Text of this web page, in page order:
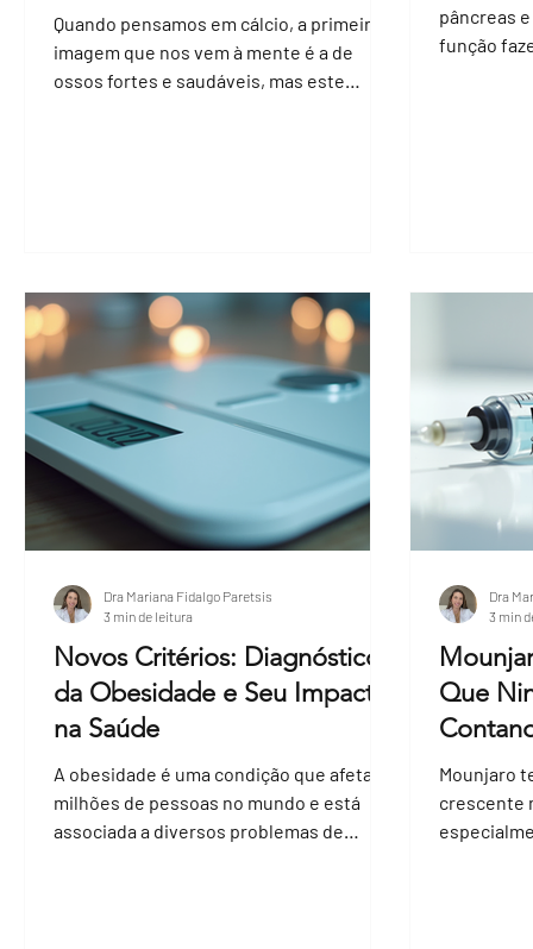
Quando pensamos em cálcio, a primeira
imagem que nos vem à mente é a de
ossos fortes e saudáveis, mas este
pâncreas
função
Novos Critérios: Diagnósticos
da Obesidade e Seu Impacto
na Saúde
A obesidade é uma condição que afeta
milhões de pessoas no mundo e está
associada a diversos problemas de
Dra Mariana Fidalgo Paretsis
3 min de leitura
Que
Mounjaro
crescente
Dra
3 min